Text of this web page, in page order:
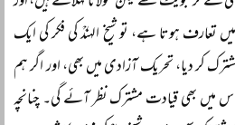
تعارف ہوتا ہے، تو شیخ الہندؒ کی فکر کی ایک
کر دیا، تحریک آزادی میں بھی، اور اگر ہم
میں بھی قیادت مشترک نظر آئے گی۔ چنانچہ